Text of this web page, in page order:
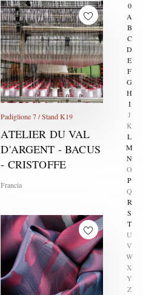
0
A
B
C
D
E
F
G
H
I
J
K
L
M
N
O
P
Q
R
S
T
U
V
W
X
Y
Z
Padiglione 7 / Stand K19
ATELIER DU VAL
D'ARGENT - BACUS
- CRISTOFFE
Francia